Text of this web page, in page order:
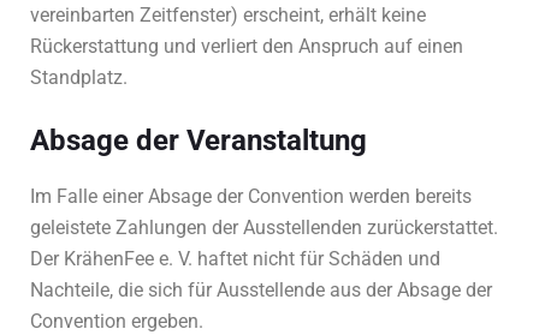
vereinbarten Zeitfenster) erscheint, erhält keine
Rückerstattung und verliert den Anspruch auf einen
Standplatz.
Absage der Veranstaltung
Im Falle einer Absage der Convention werden bereits
geleistete Zahlungen der Ausstellenden zurückerstattet.
Der KrähenFee e. V. haftet nicht für Schäden und
Nachteile, die sich für Ausstellende aus der Absage der
Convention ergeben.